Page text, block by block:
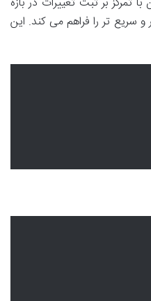
و سریع تر را فراهم می کند. این